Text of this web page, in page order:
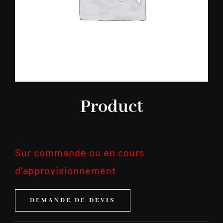
Product
Sur commande ou en cours
d'approvisionnement
DEMANDE DE DEVIS